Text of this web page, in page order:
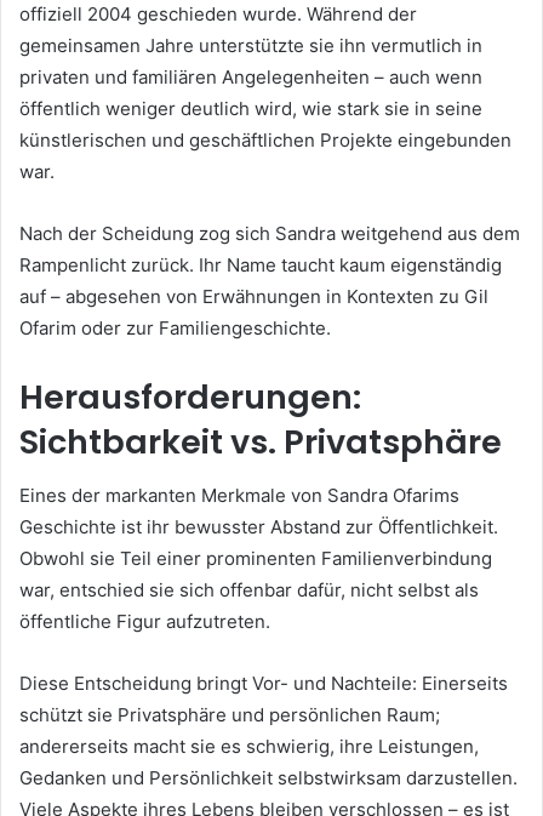
offiziell 2004 geschieden wurde. Während der
gemeinsamen Jahre unterstützte sie ihn vermutlich in
privaten und familiären Angelegenheiten – auch wenn
öffentlich weniger deutlich wird, wie stark sie in seine
künstlerischen und geschäftlichen Projekte eingebunden
war.
Nach der Scheidung zog sich Sandra weitgehend aus dem
Rampenlicht zurück. Ihr Name taucht kaum eigenständig
auf – abgesehen von Erwähnungen in Kontexten zu Gil
Ofarim oder zur Familiengeschichte.
Herausforderungen:
Sichtbarkeit vs. Privatsphäre
Eines der markanten Merkmale von Sandra Ofarims
Geschichte ist ihr bewusster Abstand zur Öffentlichkeit.
Obwohl sie Teil einer prominenten Familienverbindung
war, entschied sie sich offenbar dafür, nicht selbst als
öffentliche Figur aufzutreten.
Diese Entscheidung bringt Vor- und Nachteile: Einerseits
schützt sie Privatsphäre und persönlichen Raum;
andererseits macht sie es schwierig, ihre Leistungen,
Gedanken und Persönlichkeit selbstwirksam darzustellen.
Viele Aspekte ihres Lebens bleiben verschlossen – es ist